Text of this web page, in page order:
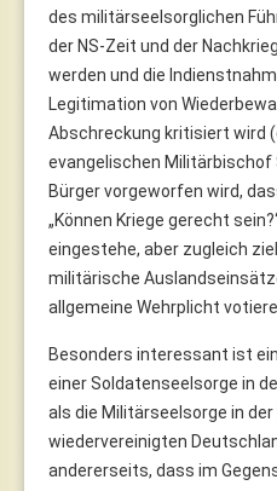
des militärseelsorglichen
der NS-Zeit und der
werden und die
Legitimation von
Abschreckung kritisiert wird
evangelischen Militärbischof
Bürger vorgeworfen wird,
„Können Kriege gerecht
eingestehe, aber zugleich
militärische
allgemeine Wehrplicht
Besonders interessant ist
einer Soldatenseelsorge in
als die Militärseelsorge in der
wiedervereinigten
andererseits, dass im